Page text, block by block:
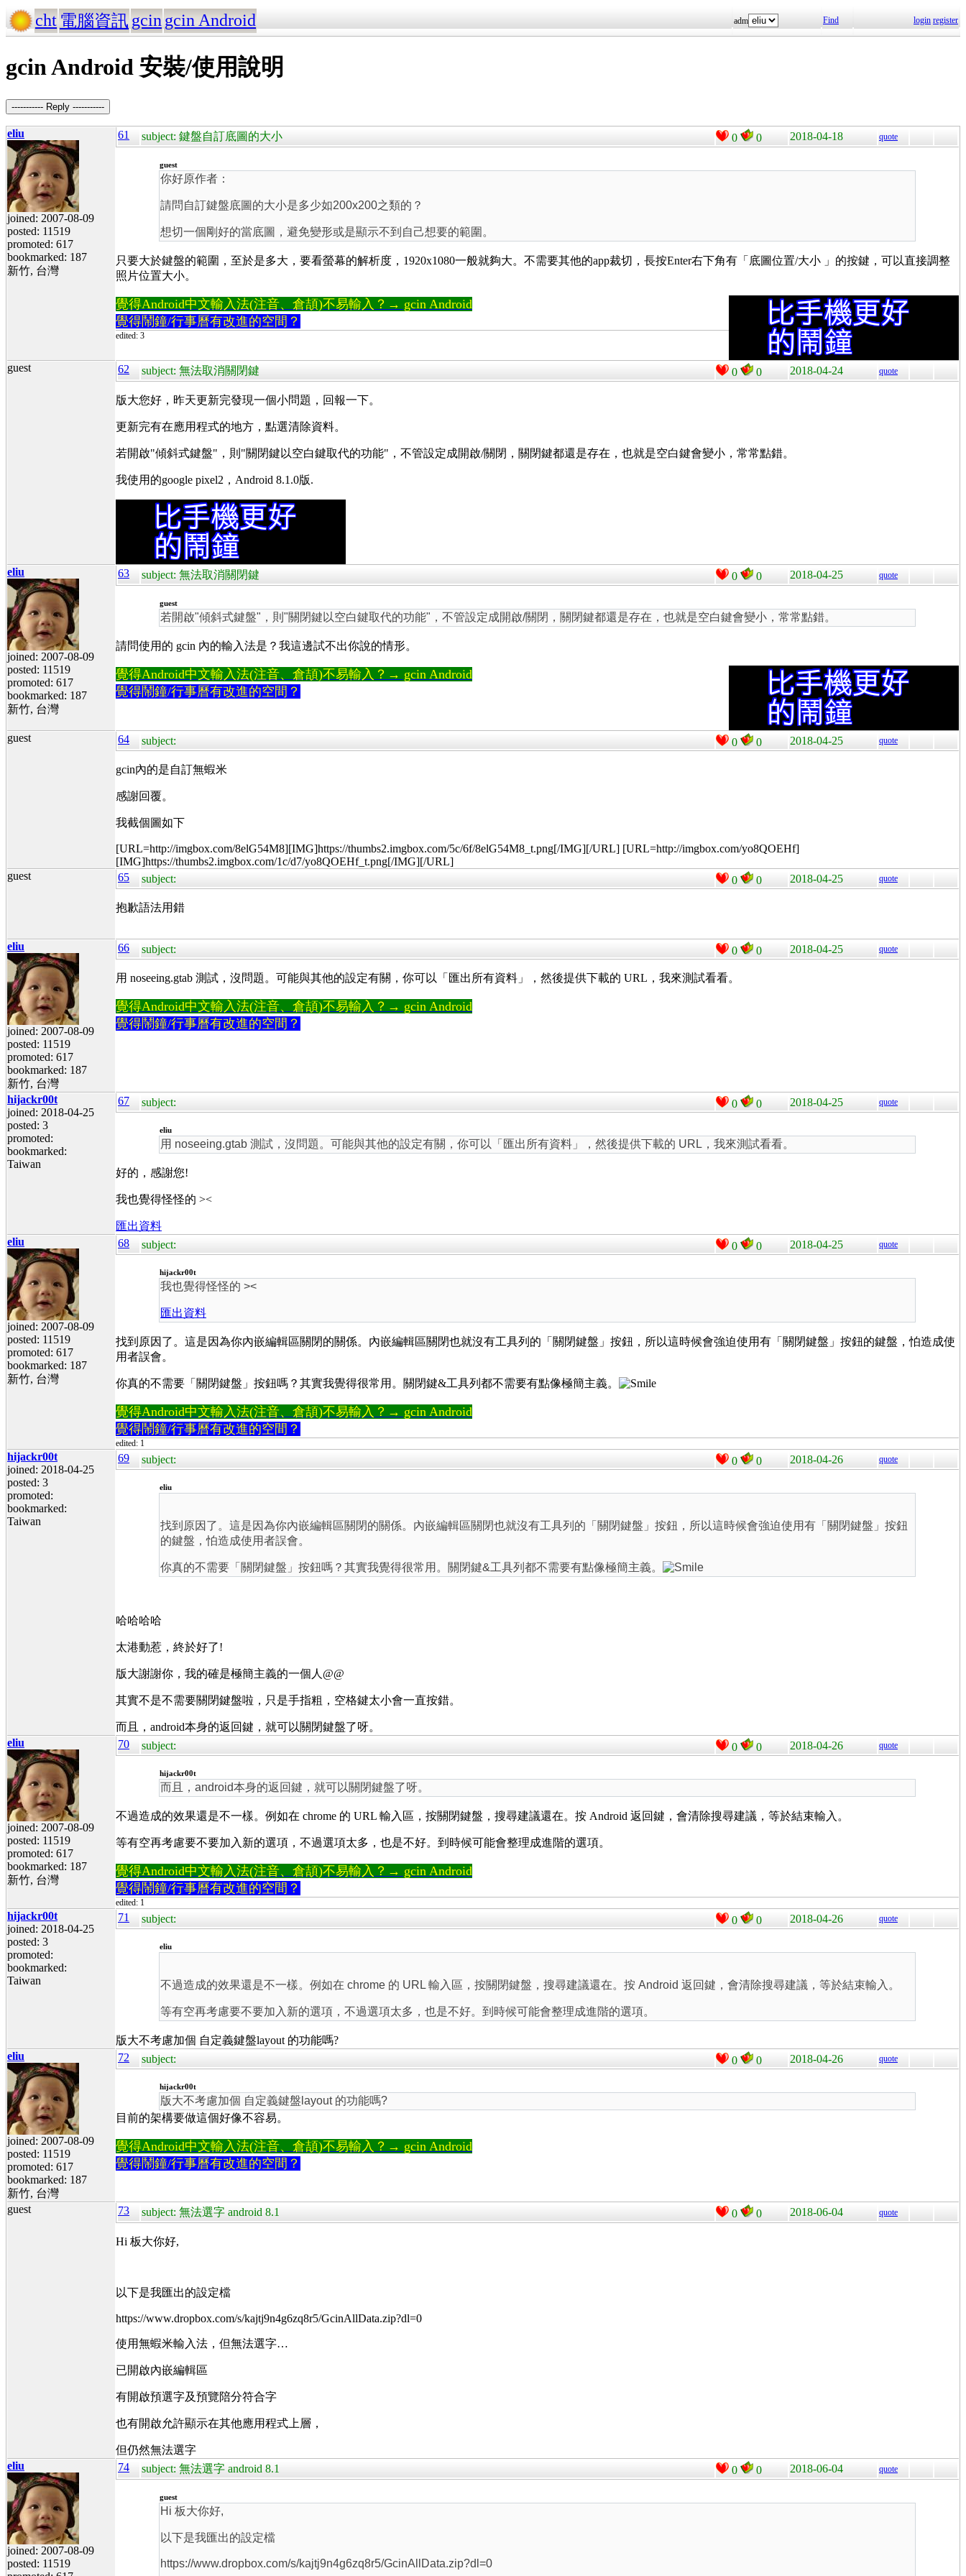
cht 電腦資訊 gcin gcin Android adm Find login register
gcin Android 安裝/使用說明
----------- Reply -----------
eliu
joined: 2007-08-09
posted: 11519
promoted: 617
bookmarked: 187
新竹, 台灣
61 subject: 鍵盤自訂底圖的大小 0 0 2018-04-18 quote
guest
你好原作者：
請問自訂鍵盤底圖的大小是多少如200x200之類的？
想切一個剛好的當底圖，避免變形或是顯示不到自己想要的範圍。
只要大於鍵盤的範圍，至於是多大，要看螢幕的解析度，1920x1080一般就夠大。不需要其他的app裁切，長按Enter右下角有「底圖位置/大小 」的按鍵，可以直接調整
照片位置大小。
覺得Android中文輸入法(注音、倉頡)不易輸入？→ gcin Android
覺得鬧鐘/行事曆有改進的空間？
edited: 3
guest 62 subject: 無法取消關閉鍵 0 0 2018-04-24 quote
版大您好，昨天更新完發現一個小問題，回報一下。
更新完有在應用程式的地方，點選清除資料。
若開啟"傾斜式鍵盤"，則"關閉鍵以空白鍵取代的功能"，不管設定成開啟/關閉，關閉鍵都還是存在，也就是空白鍵會變小，常常點錯。
我使用的google pixel2，Android 8.1.0版.
eliu
joined: 2007-08-09
posted: 11519
promoted: 617
bookmarked: 187
新竹, 台灣
63 subject: 無法取消關閉鍵 0 0 2018-04-25 quote
guest
若開啟"傾斜式鍵盤"，則"關閉鍵以空白鍵取代的功能"，不管設定成開啟/關閉，關閉鍵都還是存在，也就是空白鍵會變小，常常點錯。
請問使用的 gcin 內的輸入法是？我這邊試不出你說的情形。
覺得Android中文輸入法(注音、倉頡)不易輸入？→ gcin Android
覺得鬧鐘/行事曆有改進的空間？
guest 64 subject: 0 0 2018-04-25 quote
gcin內的是自訂無蝦米
感謝回覆。
我截個圖如下
[URL=http://imgbox.com/8elG54M8][IMG]https://thumbs2.imgbox.com/5c/6f/8elG54M8_t.png[/IMG][/URL] [URL=http://imgbox.com/yo8QOEHf]
[IMG]https://thumbs2.imgbox.com/1c/d7/yo8QOEHf_t.png[/IMG][/URL]
guest
65 subject: 0 0 2018-04-25 quote
抱歉語法用錯
eliu
joined: 2007-08-09
posted: 11519
promoted: 617
bookmarked: 187
新竹, 台灣
66 subject: 0 0 2018-04-25 quote
用 noseeing.gtab 測試，沒問題。可能與其他的設定有關，你可以「匯出所有資料」，然後提供下載的 URL，我來測試看看。
覺得Android中文輸入法(注音、倉頡)不易輸入？→ gcin Android
覺得鬧鐘/行事曆有改進的空間？
hijackr00t
joined: 2018-04-25
posted: 3
promoted:
bookmarked:
Taiwan
67 subject: 0 0 2018-04-25 quote
eliu
用 noseeing.gtab 測試，沒問題。可能與其他的設定有關，你可以「匯出所有資料」，然後提供下載的 URL，我來測試看看。
好的，感謝您!
我也覺得怪怪的 ><
匯出資料
eliu
joined: 2007-08-09
posted: 11519
promoted: 617
bookmarked: 187
新竹, 台灣
68 subject: 0 0 2018-04-25 quote
hijackr00t
我也覺得怪怪的 ><
匯出資料
找到原因了。這是因為你內嵌編輯區關閉的關係。內嵌編輯區關閉也就沒有工具列的「關閉鍵盤」按鈕，所以這時候會強迫使用有「關閉鍵盤」按鈕的鍵盤，怕造成使
用者誤會。
你真的不需要「關閉鍵盤」按鈕嗎？其實我覺得很常用。關閉鍵&工具列都不需要有點像極簡主義。
覺得Android中文輸入法(注音、倉頡)不易輸入？→ gcin Android
覺得鬧鐘/行事曆有改進的空間？
edited: 1
hijackr00t
joined: 2018-04-25
posted: 3
promoted:
bookmarked:
Taiwan
69 subject: 0 0 2018-04-26 quote
eliu
找到原因了。這是因為你內嵌編輯區關閉的關係。內嵌編輯區關閉也就沒有工具列的「關閉鍵盤」按鈕，所以這時候會強迫使用有「關閉鍵盤」按鈕
的鍵盤，怕造成使用者誤會。
你真的不需要「關閉鍵盤」按鈕嗎？其實我覺得很常用。關閉鍵&工具列都不需要有點像極簡主義。
哈哈哈哈
太港動惹，終於好了!
版大謝謝你，我的確是極簡主義的一個人@@
其實不是不需要關閉鍵盤啦，只是手指粗，空格鍵太小會一直按錯。
而且，android本身的返回鍵，就可以關閉鍵盤了呀。
eliu
joined: 2007-08-09
posted: 11519
promoted: 617
bookmarked: 187
新竹, 台灣
70 subject: 0 0 2018-04-26 quote
hijackr00t
而且，android本身的返回鍵，就可以關閉鍵盤了呀。
不過造成的效果還是不一樣。例如在 chrome 的 URL 輸入區，按關閉鍵盤，搜尋建議還在。按 Android 返回鍵，會清除搜尋建議，等於結束輸入。
等有空再考慮要不要加入新的選項，不過選項太多，也是不好。到時候可能會整理成進階的選項。
覺得Android中文輸入法(注音、倉頡)不易輸入？→ gcin Android
覺得鬧鐘/行事曆有改進的空間？
edited: 1
hijackr00t
joined: 2018-04-25
posted: 3
promoted:
bookmarked:
Taiwan
71 subject: 0 0 2018-04-26 quote
eliu
不過造成的效果還是不一樣。例如在 chrome 的 URL 輸入區，按關閉鍵盤，搜尋建議還在。按 Android 返回鍵，會清除搜尋建議，等於結束輸入。
等有空再考慮要不要加入新的選項，不過選項太多，也是不好。到時候可能會整理成進階的選項。
版大不考慮加個 自定義鍵盤layout 的功能嗎?
eliu
joined: 2007-08-09
posted: 11519
promoted: 617
bookmarked: 187
新竹, 台灣
72 subject: 0 0 2018-04-26 quote
hijackr00t
版大不考慮加個 自定義鍵盤layout 的功能嗎?
目前的架構要做這個好像不容易。
覺得Android中文輸入法(注音、倉頡)不易輸入？→ gcin Android
覺得鬧鐘/行事曆有改進的空間？
guest 73 subject: 無法選字 android 8.1 0 0 2018-06-04 quote
Hi 板大你好,
以下是我匯出的設定檔
https://www.dropbox.com/s/kajtj9n4g6zq8r5/GcinAllData.zip?dl=0
使用無蝦米輸入法，但無法選字…
已開啟內嵌編輯區
有開啟預選字及預覽陪分符合字
也有開啟允許顯示在其他應用程式上層，
但仍然無法選字
eliu
joined: 2007-08-09
posted: 11519
74 subject: 無法選字 android 8.1 0 0 2018-06-04 quote
guest
Hi 板大你好,
以下是我匯出的設定檔
https://www.dropbox.com/s/kajtj9n4g6zq8r5/GcinAllData.zip?dl=0